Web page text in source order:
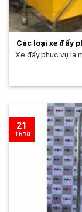
Các loại xe đẩy
Xe đẩy phục vụ là
21
Th10